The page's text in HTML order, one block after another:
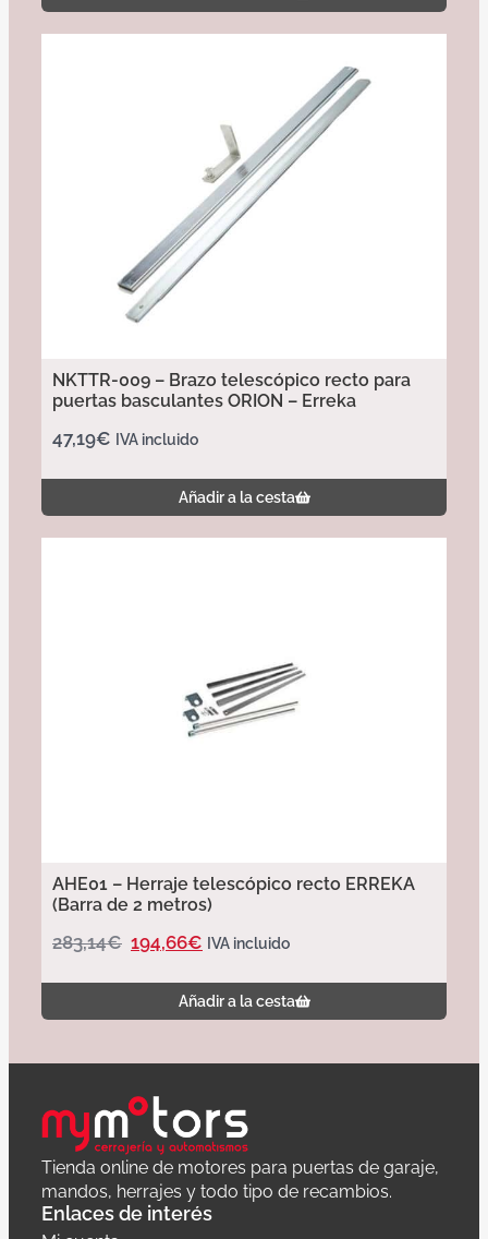
NKTTR-009 – Brazo telescópico recto para
puertas basculantes ORION – Erreka
47,19€ IVA incluido
Añadir a la cesta
AHE01 – Herraje telescópico recto ERREKA
(Barra de 2 metros)
283,14€ 194,66€ IVA incluido
Añadir a la cesta
Tienda online de motores para puertas de garaje,
mandos, herrajes y todo tipo de recambios.
Enlaces de interés